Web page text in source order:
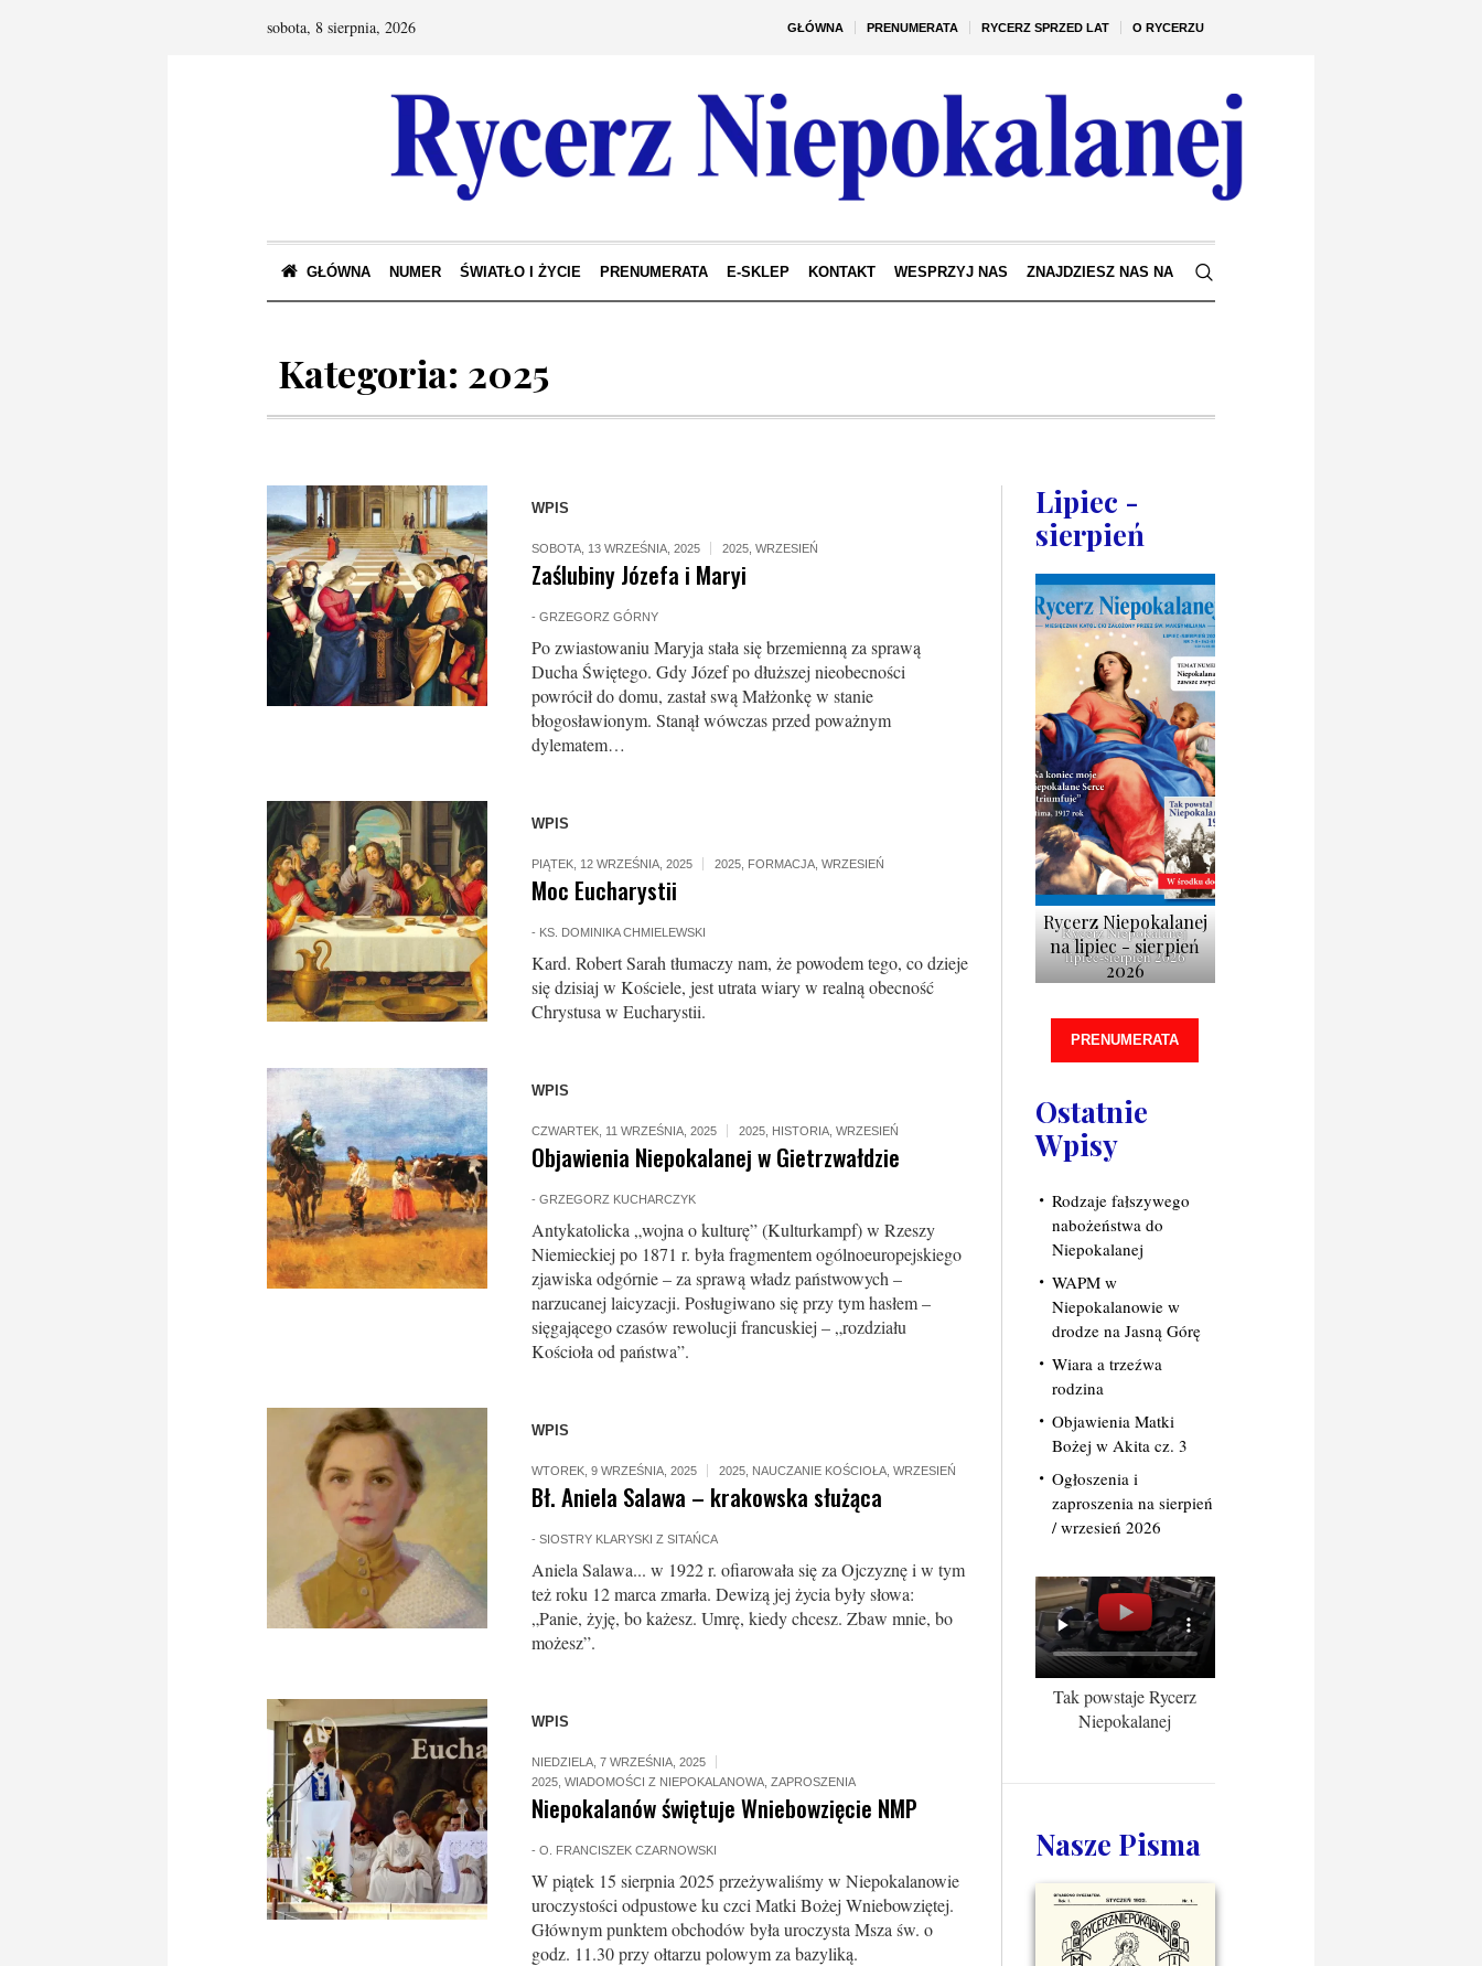
GŁÓWNA PRENUMERATA RYCERZ SPRZED LAT O RYCERZU
sobota, 8 sierpnia, 2026
GŁÓWNA NUMER ŚWIATŁO I ŻYCIE PRENUMERATA E-SKLEP KONTAKT WESPRZYJ NAS ZNAJDZIESZ NAS NA
Kategoria: 2025
WPIS
SOBOTA, 13 WRZEŚNIA, 2025 2025, WRZESIEŃ
Zaślubiny Józefa i Maryi
- GRZEGORZ GÓRNY
Po zwiastowaniu Maryja stała się brzemienną za sprawą
Ducha Świętego. Gdy Józef po dłuższej nieobecności
powrócił do domu, zastał swą Małżonkę w stanie
błogosławionym. Stanął wówczas przed poważnym
dylematem…
WPIS
PIĄTEK, 12 WRZEŚNIA, 2025 2025, FORMACJA, WRZESIEŃ
Moc Eucharystii
- KS. DOMINIKA CHMIELEWSKI
Kard. Robert Sarah tłumaczy nam, że powodem tego, co dzieje
się dzisiaj w Koście­le, jest utrata wiary w realną obecność
Chrystusa w Eucharystii.
WPIS
CZWARTEK, 11 WRZEŚNIA, 2025 2025, HISTORIA, WRZESIEŃ
Objawienia Niepokalanej w Gietrzwałdzie
- GRZEGORZ KUCHARCZYK
Antykatolicka „wojna o kulturę” (Kulturkampf) w Rzeszy
Niemieckiej po 1871 r. była fragmentem ogólnoeuropejskiego
zjawiska odgórnie – za sprawą władz państwowych –
narzucanej laicyzacji. Posługiwano się przy tym hasłem –
sięgającego czasów rewolucji francuskiej – „rozdziału
Kościoła od państwa”.
WPIS
WTOREK, 9 WRZEŚNIA, 2025 2025, NAUCZANIE KOŚCIOŁA, WRZESIEŃ
Bł. Aniela Salawa – krakowska służąca
- SIOSTRY KLARYSKI Z SITAŃCA
Aniela Salawa... w 1922 r. ofiarowała się za Ojczyznę i w tym
też roku 12 marca zmarła. Dewizą jej życia były słowa:
„Panie, żyję, bo każesz. Umrę, kiedy chcesz. Zbaw mnie, bo
możesz”.
WPIS
NIEDZIELA, 7 WRZEŚNIA, 2025
2025, WIADOMOŚCI Z NIEPOKALANOWA, ZAPROSZENIA
Niepokalanów świętuje Wniebowzięcie NMP
- O. FRANCISZEK CZARNOWSKI
W piątek 15 sierpnia 2025 przeżywaliśmy w Niepokalanowie
uroczystości odpustowe ku czci Matki Bożej Wniebowziętej.
Głównym punktem obchodów była uroczysta Msza św. o
godz. 11.30 przy ołtarzu polowym za bazyliką.
Lipiec -
sierpień
Rycerz Niepokalanej
lipiec-sierpień 2026
Rycerz Niepokalanej
na lipiec - sierpień
2026
PRENUMERATA
Ostatnie
Wpisy
Rodzaje fałszywego
nabożeństwa do
Niepokalanej
WAPM w
Niepokalanowie w
drodze na Jasną Górę
Wiara a trzeźwa
rodzina
Objawienia Matki
Bożej w Akita cz. 3
Ogłoszenia i
zaproszenia na sierpień
/ wrzesień 2026
Tak powstaje Rycerz
Niepokalanej
Nasze Pisma